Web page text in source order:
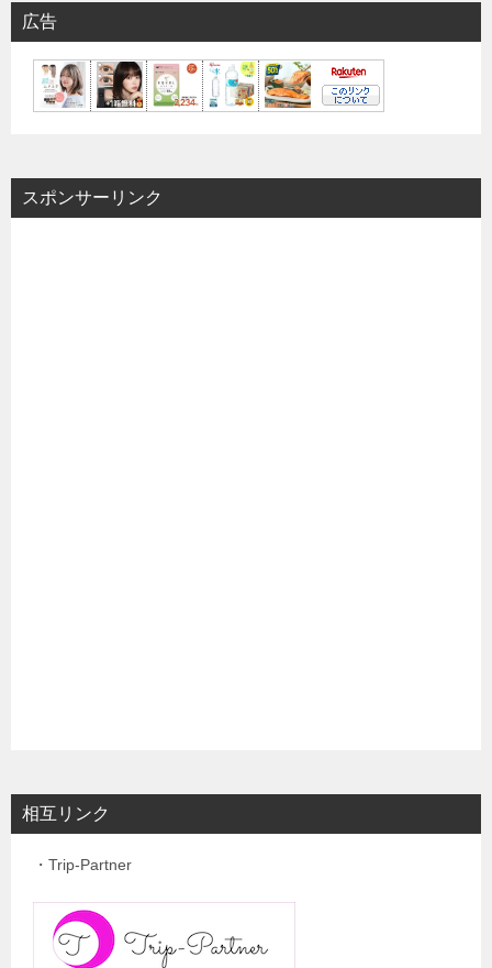
広告
スポンサーリンク
相互リンク
・Trip-Partner